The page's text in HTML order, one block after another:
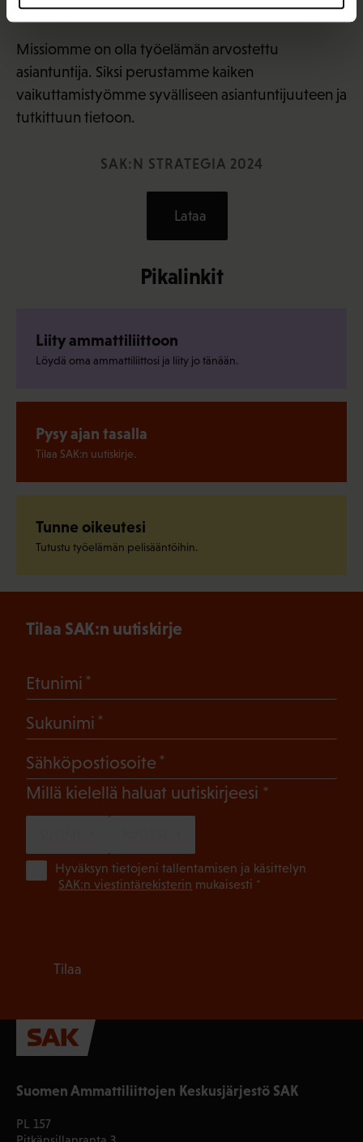
siirtymässä.
Missiomme on olla työelämän arvostettu
asiantuntija. Siksi perustamme kaiken
vaikuttamistyömme syvälliseen asiantuntijuuteen ja
tutkittuun tietoon.
SAK:N STRATEGIA 2024
Lataa
Pikalinkit
Liity ammattiliittoon
Löydä oma ammattiliittosi ja liity jo tänään.
Pysy ajan tasalla
Tilaa SAK:n uutiskirje.
Tunne oikeutesi
Tutustu työelämän pelisääntöihin.
Suomen Ammattiliittojen Keskusjärjestö SAK
PL 157
Tilaa SAK:n uutiskirje
Etunimi
Sukunimi
Sähköpostiosoite
Millä kielellä haluat uutiskirjeesi (Pakollinen)
Hyväksyn tietojeni tallentamisen ja käsittelyn
SAK:n viestintärekisterin mukaisesti *
Tilaa